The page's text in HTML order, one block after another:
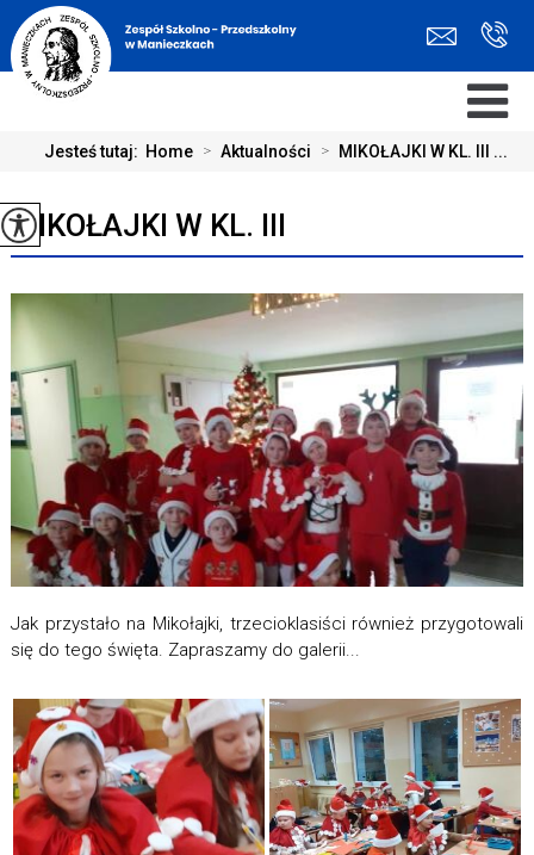
Jesteś tutaj: Home > Aktualności > MIKOŁAJKI W KL. III ...
MIKOŁAJKI W KL. III
Jak przystało na Mikołajki, trzecioklasiści również przygotowali
się do tego święta. Zapraszamy do galerii...